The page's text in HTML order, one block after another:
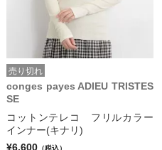
売り切れ
conges payes ADIEU TRISTES
SE
コットンテレコ フリルカラー
インナー(キナリ)
¥6,600 （税込）